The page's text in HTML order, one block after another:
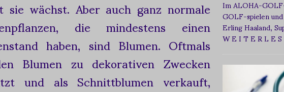
wächst. Aber auch ganz normale
die mindestens einen
haben, sind Blumen. Oftmals
Blumen zu dekorativen Zwecken
und als Schnittblumen verkauft,
Im ALOHA-
GOLF-spielen
Erling Haaland,
W E I T E R L E